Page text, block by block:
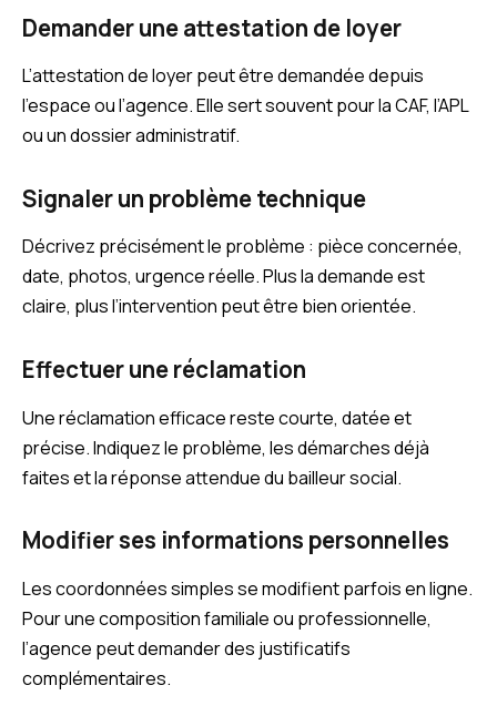
Demander une attestation de loyer
L’attestation de loyer peut être demandée depuis
l’espace ou l’agence. Elle sert souvent pour la CAF, l’APL
ou un dossier administratif.
Signaler un problème technique
Décrivez précisément le problème : pièce concernée,
date, photos, urgence réelle. Plus la demande est
claire, plus l’intervention peut être bien orientée.
Effectuer une réclamation
Une réclamation efficace reste courte, datée et
précise. Indiquez le problème, les démarches déjà
faites et la réponse attendue du bailleur social.
Modifier ses informations personnelles
Les coordonnées simples se modifient parfois en ligne.
Pour une composition familiale ou professionnelle,
l’agence peut demander des justificatifs
complémentaires.